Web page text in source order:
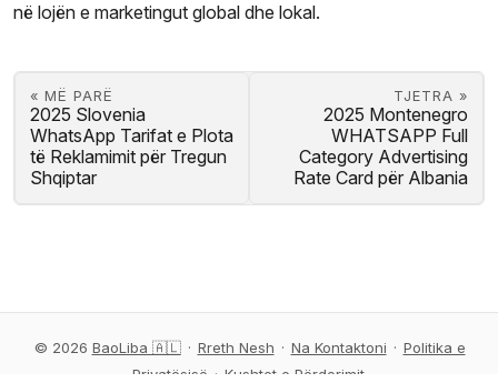
në lojën e marketingut global dhe lokal.
« MË PARË
2025 Slovenia
WhatsApp Tarifat e Plota
të Reklamimit për Tregun
Shqiptar
TJETRA »
2025 Montenegro
WHATSAPP Full
Category Advertising
Rate Card për Albania
© 2026 BaoLiba 🇦🇱 · Rreth Nesh · Na Kontaktoni · Politika e
Privatësisë · Kushtet e Përdorimit